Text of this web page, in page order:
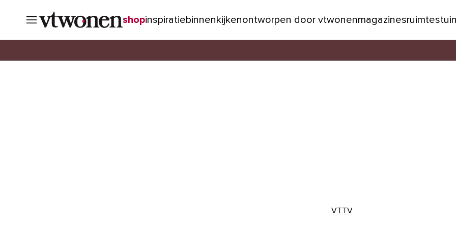
shopinspiratiebinnenkijkenontworpen door vtwonenmagazinesruimtestuin
VTTV